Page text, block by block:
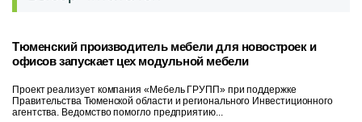
Тюменский производитель мебели для новостроек и
офисов запускает цех модульной мебели
Проект реализует компания «Мебель ГРУПП» при поддержке
Правительства Тюменской области и регионального Инвестиционного
агентства. Ведомство помогло предприятию...